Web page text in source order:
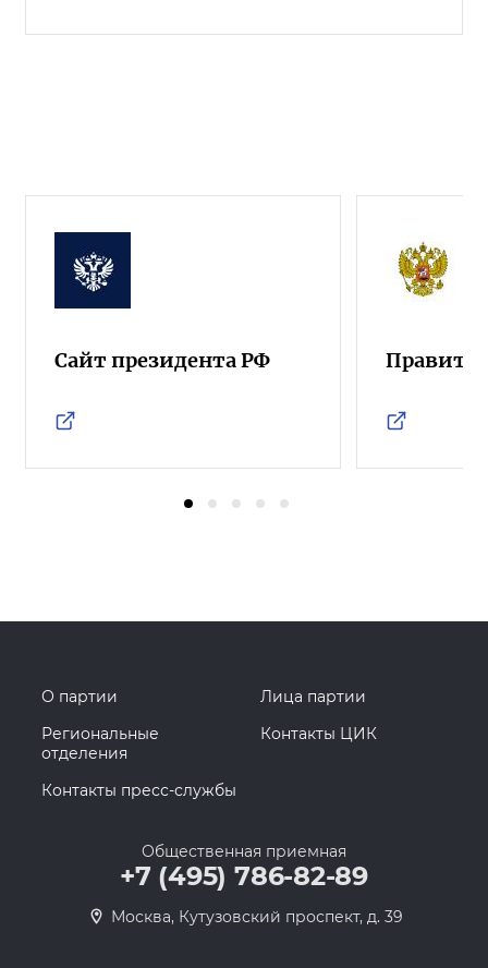
Сайт президента РФ
О партии
Лица партии
Региональные
отделения
Контакты ЦИК
Контакты пресс-службы
Общественная приемная
+7 (495) 786-82-89
Москва, Кутузовский проспект, д. 39